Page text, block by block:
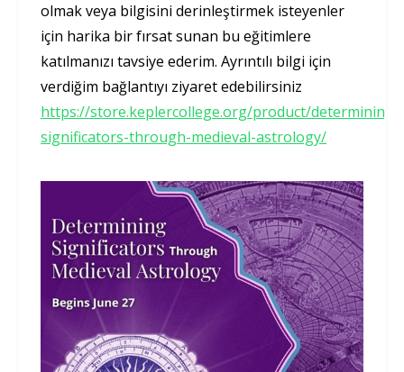
olmak veya bilgisini derinleştirmek isteyenler
için harika bir fırsat sunan bu eğitimlere
katılmanızı tavsiye ederim. Ayrıntılı bilgi için
verdiğim bağlantıyı ziyaret edebilirsiniz
https://store.keplercollege.org/product/determining-
significators-through-medieval-astrology/